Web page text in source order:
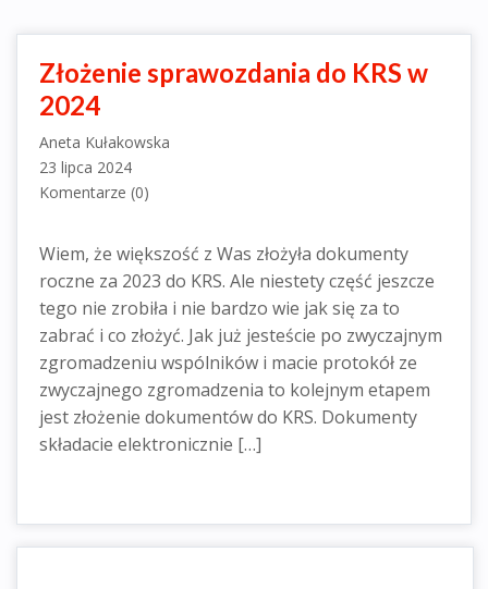
Złożenie sprawozdania do KRS w
2024
Aneta Kułakowska
23 lipca 2024
Komentarze (0)
Wiem, że większość z Was złożyła dokumenty
roczne za 2023 do KRS. Ale niestety część jeszcze
tego nie zrobiła i nie bardzo wie jak się za to
zabrać i co złożyć. Jak już jesteście po zwyczajnym
zgromadzeniu wspólników i macie protokół ze
zwyczajnego zgromadzenia to kolejnym etapem
jest złożenie dokumentów do KRS. Dokumenty
składacie elektronicznie […]